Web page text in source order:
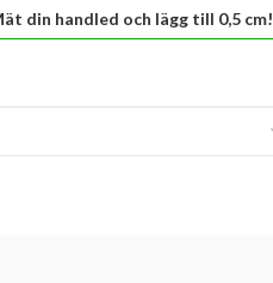
din handled och lägg till 0,5 cm!